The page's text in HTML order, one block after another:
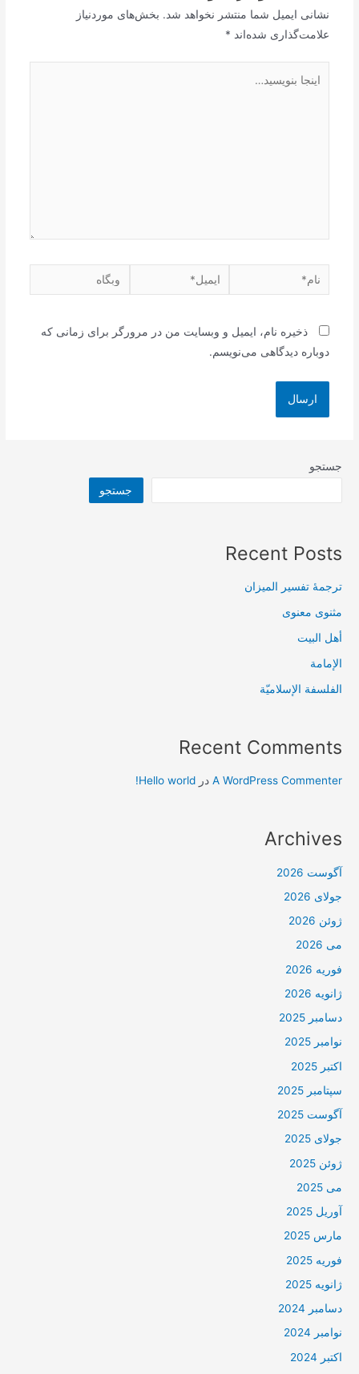
نشانی ایمیل شما منتشر نخواهد شد. بخش‌های موردنیاز
علامت‌گذاری شده‌اند *
بنویسید…
نام* ایمیل* وبگاه
ذخیره نام، ایمیل و وبسایت من در مرورگر برای زمانی که
دوباره دیدگاهی می‌نویسم.
جستجو
جستجو
Recent Posts
ترجمۀ تفسیر المیزان
مثنوی معنوی
أهل البيت
الإمامة
الفلسفة الإسلاميّة
Recent Comments
A WordPress Commenter درHello world!
Archives
آگوست 2026
جولای 2026
ژوئن 2026
می 2026
فوریه 2026
ژانویه 2026
دسامبر 2025
نوامبر 2025
اکتبر 2025
سپتامبر 2025
آگوست 2025
جولای 2025
ژوئن 2025
می 2025
آوریل 2025
مارس 2025
فوریه 2025
ژانویه 2025
دسامبر 2024
نوامبر 2024
اکتبر 2024